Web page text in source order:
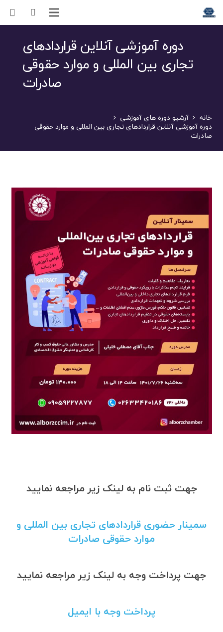
دوره آموزشی آنلاین قراردادهای
تجاری بین المللی و موارد حقوقی
صادرات
خانه آرشیو دوره های آموزشی
دوره آموزشی آنلاین قراردادهای تجاری بین المللی و موارد حقوقی
صادرات
جهت ثبت نام به لینک زیر مراجعه نمایید
سمینار حضوری قراردادهای تجاری بین المللی و
موارد حقوقی صادرات
جهت پرداخت وجه به لینک زیر مراجعه نمایید
پرداخت وجه با ایمیل